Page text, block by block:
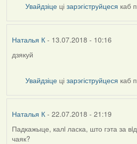
Увайдзіце цізарэгіструйцеся каб
Наталья К- 13.07.2018 - 10:16
дзякуй
Увайдзіце цізарэгіструйцеся каб
Наталья К- 22.07.2018 - 21:19
Падкажыце, калi ласка, што гэта за вiд
чаяк?